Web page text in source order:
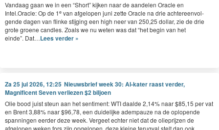
Van­daag gaan we in een “Short” kijken naar de aan­de­len Ora­cle en
Intel.Oracle: Op de 1e van afgelopen juni zette Ora­cle na drie achtereen­vol­
gende dagen van flinke sti­jging een high neer van 250,25 dol­lar, zie de drie
grote groene can­dles. Zoals we nu weten was dat“het begin van het
einde”. Dat…Lees verder »
Za 25 jul 2026, 12:25 Nieuwsbrief week 30: AI-kater raast verder,
Magnificent Seven verliezen $2 biljoen
Olie bood juist ste­un aan het sen­ti­ment:WTIdaalde 2,14% naar $85,15 per vat
en Brent3,88% naar $96,78, een duidelijke adem­pauze na de oplopende
span­nin­gen eerder deze week. Vergeet echter niet dat de oliepri­jzen de